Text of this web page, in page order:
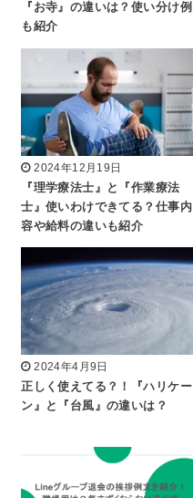
『お寺』の違いは？使い分け例
も紹介
2024年12月19日
『理学療法士』と『作業療法
士』使いわけできてる？仕事内
容や給料の違いも紹介
2024年4月9日
正しく使えてる？！『ハリケー
ン』と『台風』の違いは？